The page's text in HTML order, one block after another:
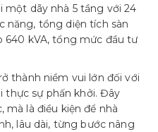
một dãy nhà 5 tầng với 24
năng, tổng diện tích sàn
640 kVA, tổng mức đầu tư
thành niềm vui lớn đối với
thực sự phấn khởi. Đây
là điều kiện để nhà
lâu dài, từng bước nâng